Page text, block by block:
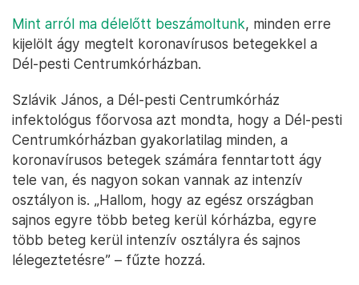
Mint arról ma délelőtt beszámoltunk, minden erre
kijelölt ágy megtelt koronavírusos betegekkel a
Dél-pesti Centrumkórházban.
Szlávik János, a Dél-pesti Centrumkórház
infektológus főorvosa azt mondta, hogy a Dél-pesti
Centrumkórházban gyakorlatilag minden, a
koronavírusos betegek számára fenntartott ágy
tele van, és nagyon sokan vannak az intenzív
osztályon is. „Hallom, hogy az egész országban
sajnos egyre több beteg kerül kórházba, egyre
több beteg kerül intenzív osztályra és sajnos
lélegeztetésre” – fűzte hozzá.